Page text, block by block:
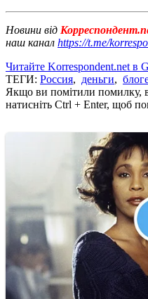
Новини від
наш канал https://t.me/
Читайте Korrespondent.net в
ТЕГИ: Россия, деньги,
Якщо ви помітили помилку,
натисніть Ctrl + Enter, щоб